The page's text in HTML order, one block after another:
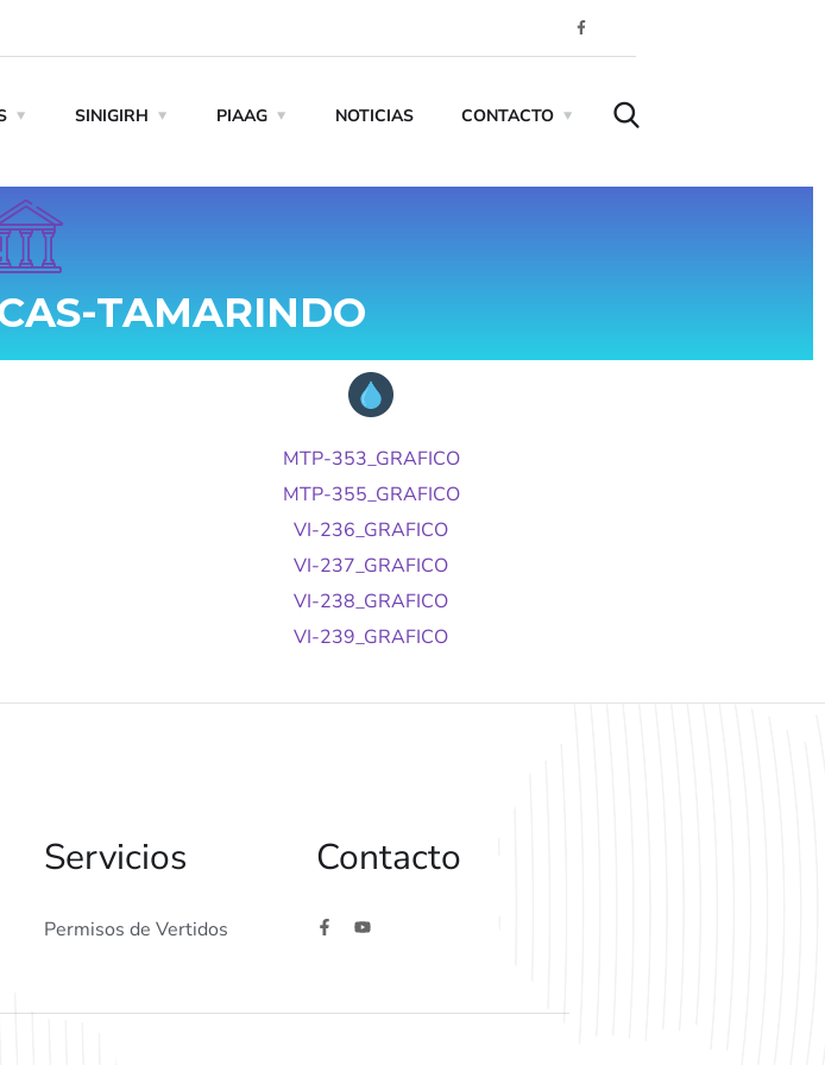
SINIGIRH PIAAG NOTICIAS CONTACTO
TAMARINDO
MTP-353_GRAFICO
MTP-355_GRAFICO
VI-236_GRAFICO
VI-237_GRAFICO
VI-238_GRAFICO
VI-239_GRAFICO
Servicios
Permisos de Vertidos
Contacto